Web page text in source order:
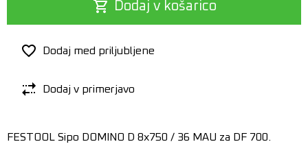
Dodaj v košarico
Dodaj med priljubljene
Dodaj v primerjavo
FESTOOL Sipo DOMINO D 8x750 / 36 MAU za DF 700.